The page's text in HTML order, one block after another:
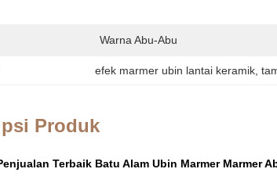
Warna Abu-Abu
efek marmer ubin lantai keramik ,
Produk
Terbaik Batu Alam Ubin Marmer Marmer